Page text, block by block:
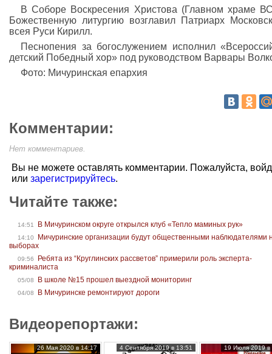
В Соборе Воскресения Христова (Главном храме
Божественную литургию возглавил Патриарх
всея Руси Кирилл.
Песнопения за богослужением исполнил
детский Победный хор» под руководством Варвары
Фото: Мичуринская епархия
Комментарии:
Нет комментариев.
Вы не можете оставлять комментарии. Пожалуйста,
или зарегистрируйтесь.
Читайте также:
14:51 В Мичуринском округе открылся клуб «Тепло маминых рук»
14:10
Мичуринские организации будут общественными наблюдателями
выборах
09:56
Ребята из “Круглинских рассветов” примерили роль эксперта-
криминалиста
05/08 В школе №15 прошел выездной мониторинг
04/08 В Мичуринске ремонтируют дороги
Видеорепортажи:
26 Мая 2020 в 14:17 4 Сентября 2019 в 13:51 19 Июля 2019 в